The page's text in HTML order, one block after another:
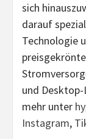
sich
darauf
Technologie
und
mehr unter
Instagram,